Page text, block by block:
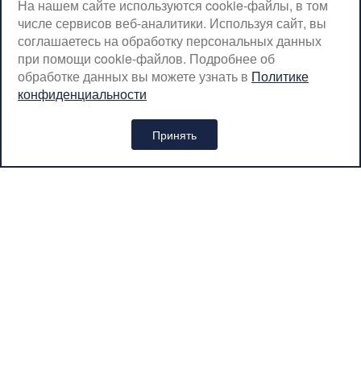
СБ-ВС: с 08:00 до 18:00
Москва, Крылатская, 10
SerpantinCyclingShop@gmail.com
+7 (926) 899-38-31
На нашем сайте используются cookie-файлы, в том
числе сервисов веб-аналитики. Используя сайт, вы
соглашаетесь на обработку персональных данных
при помощи cookie-файлов. Подробнее об
обработке данных вы можете узнать в Политике
конфиденциальности
Принять